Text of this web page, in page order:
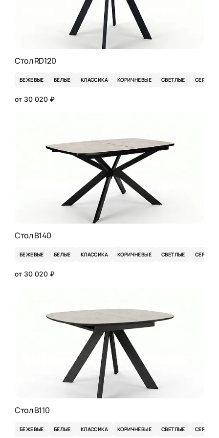
Стол RD120
БЕЖЕВЫЕ БЕЛЫЕ КЛАССИКА КОРИЧНЕВЫЕ СВЕТЛЫЕ СЕРЫЕ
от 30 020 ₽
Стол B140
БЕЖЕВЫЕ БЕЛЫЕ КЛАССИКА КОРИЧНЕВЫЕ СВЕТЛЫЕ СЕРЫЕ
от 30 020 ₽
Стол B110
БЕЖЕВЫЕ БЕЛЫЕ КЛАССИКА КОРИЧНЕВЫЕ СВЕТЛЫЕ СЕРЫЕ